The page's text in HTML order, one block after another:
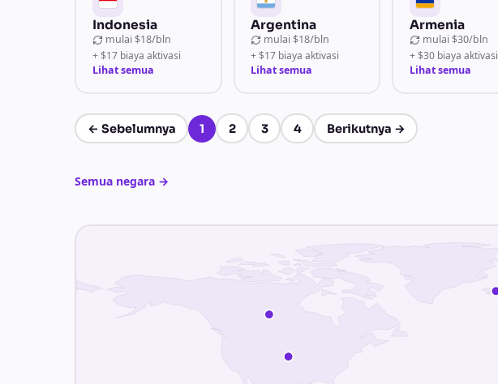
Indonesia
mulai $18/bln
+ $17 biaya aktivasi
Lihat semua
Argentina
mulai $18/bln
+ $17 biaya aktivasi
Lihat semua
Armenia
mulai $30/bln
+ $30 biaya aktivasi
Lihat semua
← Sebelumnya 1 2 3 4 Berikutnya →
Halaman 1 dari 4
Semua negara →